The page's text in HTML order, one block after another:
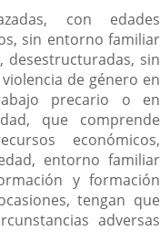
con edades
sin entorno familiar
desestructuradas, sin
de género en
precario o en
que comprende
económicos,
entorno familiar
y formación
tengan que
adversas